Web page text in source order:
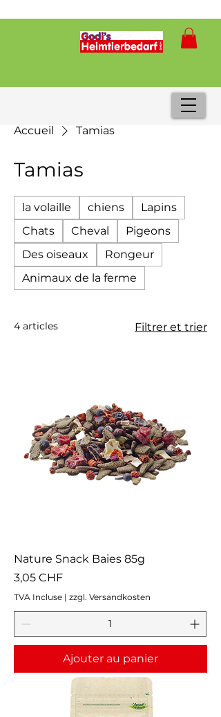
Accueil Tamias
Tamias
la volaille chiens
Lapins
Chats
Cheval
Pigeons
Des oiseaux
Rongeur
Animaux de la ferme
4 articles Filtrer et trier
Nature Snack Baies 85g
Prix
3,05 CHF
TVA Incluse | zzgl. Versandkosten
Ajouter au panier